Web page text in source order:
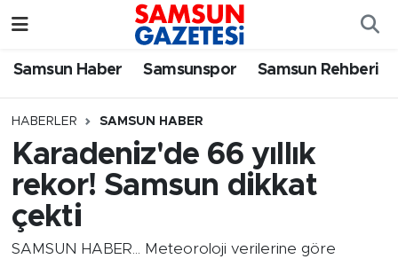
Samsun Haber Samsunspor Samsun Rehberi
HABERLER SAMSUN HABER
Karadeniz'de 66 yıllık
rekor! Samsun dikkat
çekti
SAMSUN HABER... Meteoroloji verilerine göre
Samsun Haber
Samsun Rehberi
Resmi İlanlar
Samsun Nöbetçi Eczaneler
SAMSUN Namaz Vakitleri
Samsun Trafik Yoğunluk Haritası
Süper Lig Puan Durumu ve Fikstür